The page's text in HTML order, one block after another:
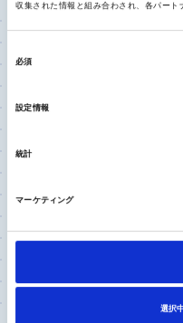
収集された情報と組み合わされ、各パート
必須
設定情報
統計
マーケティング
選択
01
加齢にともない進
関節全体の変形に
治療の選択肢を広